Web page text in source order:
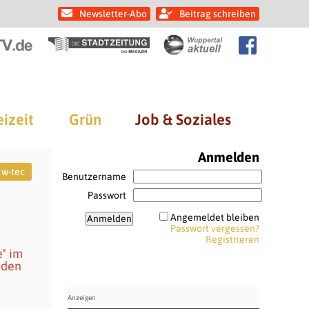
Newsletter-Abo Beitrag schreiben
Grün Job & Soziales
w-tec
im
Anmelden
Benutzername
Passwort
Angemeldet bleiben
Passwort vergessen?
Registrieren